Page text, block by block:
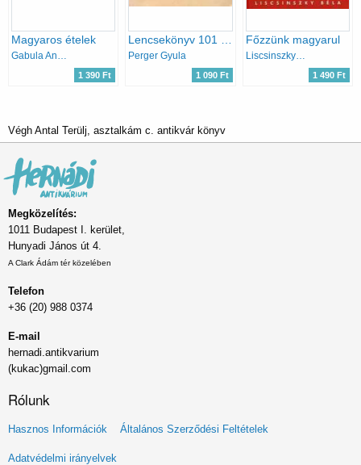
Magyaros ételek
1 390 Ft
Perger Gyula
1 090 Ft
Főzzünk magyarul
Liscsinszky Béla
1 490 Ft
Végh Antal Terülj, asztalkám c. antikvár könyv
Megközelítés:
1011 Budapest I. kerület,
Hunyadi János út 4.
A Clark Ádám tér közelében
Telefon
+36 (20) 988 0374
E-mail
hernadi.antikvarium
(kukac)gmail.com
Rólunk
Lábléc
menü
Hasznos Információk Általános Szerződési Feltételek
Adatvédelmi irányelvek